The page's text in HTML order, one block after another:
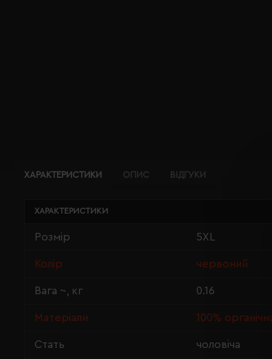
ХАРАКТЕРИСТИКИ ОПИС ВІДГУКИ
ХАРАКТЕРИСТИКИ
Розмір 5XL
Колір червоний
Вага ~, кг 0.16
Матеріали 100%
Стать чоловіча